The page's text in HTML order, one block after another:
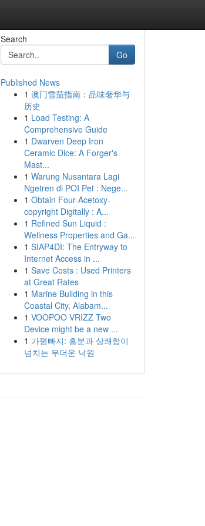
Search
Go
Published News
1 澳门雪茄指南：品味奢华与
历史
1 Load Testing: A
Comprehensive Guide
1 Dwarven Deep Iron
Ceramic Dice: A Forger's
Mast...
1 Warung Nusantara Lagi
Ngetren di POI Pet : Nege...
1 Obtain Four-Acetoxy-
copyright Digitally : A...
1 Refined Sun Liquid :
Wellness Properties and Ga...
1 SIAP4DI: The Entryway to
Internet Access in ...
1 Save Costs : Used Printers
at Great Rates
1 Marine Building in this
Coastal City, Alabam...
1 VOOPOO VRIZZ Two
Device might be a new ...
1 가평빠지: 흥분과 상쾌함이
넘치는 무더운 낙원